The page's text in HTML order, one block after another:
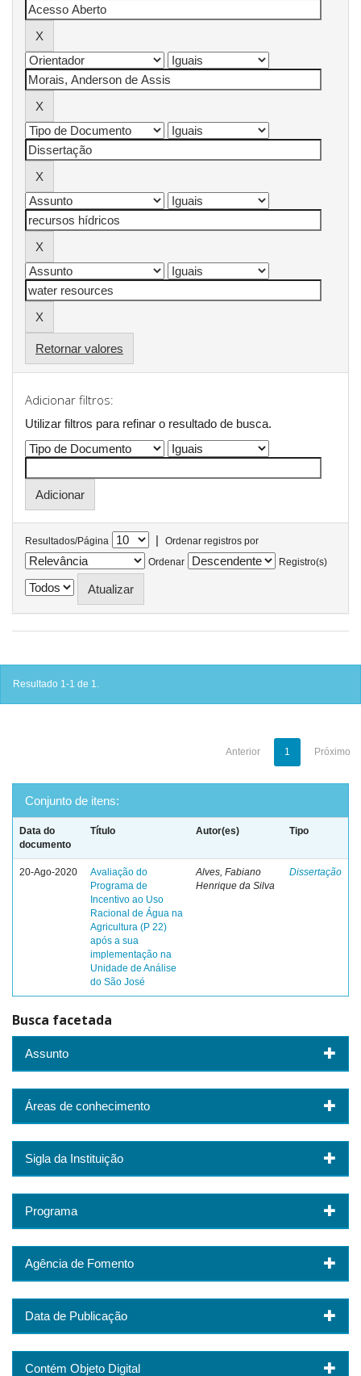
Retornar valores
Adicionar filtros:
Utilizar filtros para refinar o resultado de busca.
Resultados/Página |
Ordenar registros por
Ordenar
Registro(s)
Resultado 1-1 de 1.
Anterior 1 Próximo
Conjunto de itens:
Data do
documento
Título Autor(es) Tipo
20-Ago-2020
Avaliação do
Programa de
Incentivo ao Uso
Racional de Água na
Agricultura (P 22)
após a sua
implementação na
Unidade de Análise
do São José
Alves, Fabiano
Henrique da Silva
Dissertação
Busca facetada
Assunto
Áreas de conhecimento
Sigla da Instituição
Programa
Agência de Fomento
Data de Publicação
Contém Objeto Digital